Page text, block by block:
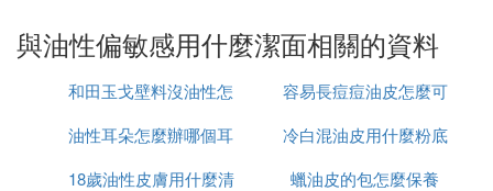
光澤的現象。
2、薇諾娜舒緩控油潔面泡沫：含有馬齒莧提取物和
榆綉線菊提取物等三重舒緩成分，溫和不刺激，能夠
減少肌膚油脂分泌，收縮毛孔，去油不緊綳，適合油
性皮膚、長痘後皮膚及敏感油性皮膚的日常清潔護
與油性偏敏感用什麼潔面相關的資料
和田玉戈壁料沒油性怎
麼辦
容易長痘痘油皮怎麼可
以做美白
油性耳朵怎麼辦哪個耳
液好
冷白混油皮用什麼粉底
18歲油性皮膚用什麼清
蠟油皮的包怎麼保養